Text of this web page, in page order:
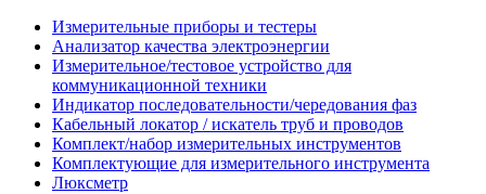
Измерительные приборы и тестеры
Анализатор качества электроэнергии
Измерительное/тестовое устройство для
коммуникационной техники
Индикатор последовательности/чередования фаз
Кабельный локатор / искатель труб и проводов
Комплект/набор измерительных инструментов
Комплектующие для измерительного инструмента
Люксметр